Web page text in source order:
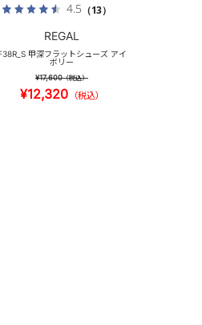
4.5 （13）
REGAL
甲深フラットシューズ アイ
ボリー
¥17,600（税込）
¥12,320 （税込）